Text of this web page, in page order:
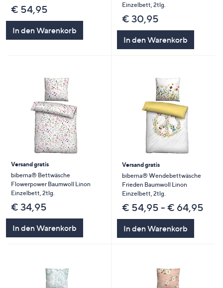
€ 54,95
In den Warenkorb
Einzelbett, 2tlg.
€ 30,95
In den Warenkorb
Versand gratis
biberna® Bettwäsche
Flowerpower Baumwoll Linon
Einzelbett, 2tlg.
€ 34,95
In den Warenkorb
Versand gratis
biberna® Wendebettwäsche
Frieden Baumwoll Linon
Einzelbett, 2tlg.
€ 54,95 - € 64,95
In den Warenkorb